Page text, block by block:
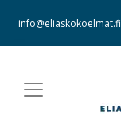
info@eliaskokoelmat.fi